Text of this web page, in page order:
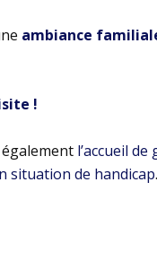
ambiance
!
l’accueil
situation de handicap.